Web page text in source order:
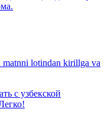
lotindan kirillga va
с узбекской